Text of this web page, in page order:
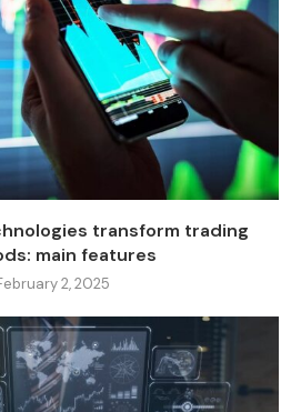
transform trading
main features
2, 2025